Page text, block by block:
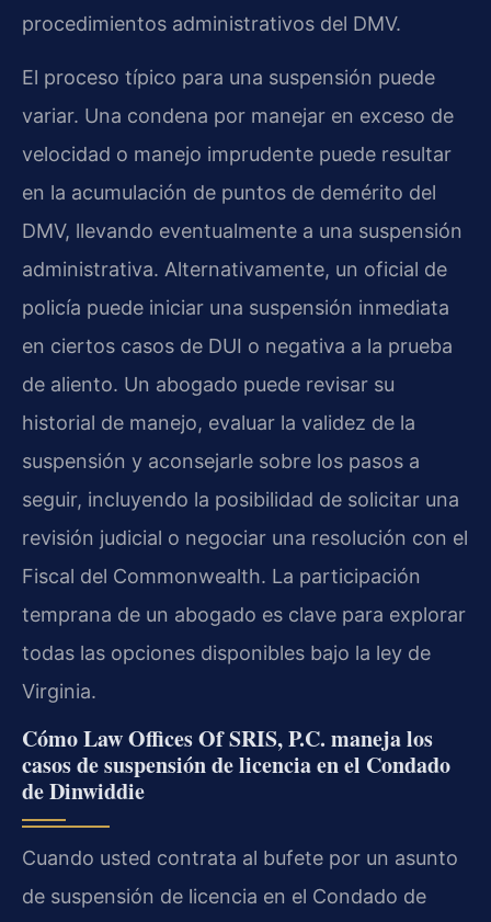
procedimientos administrativos del DMV.
El proceso típico para una suspensión puede
variar. Una condena por manejar en exceso de
velocidad o manejo imprudente puede resultar
en la acumulación de puntos de demérito del
DMV, llevando eventualmente a una suspensión
administrativa. Alternativamente, un oficial de
policía puede iniciar una suspensión inmediata
en ciertos casos de DUI o negativa a la prueba
de aliento. Un abogado puede revisar su
historial de manejo, evaluar la validez de la
suspensión y aconsejarle sobre los pasos a
seguir, incluyendo la posibilidad de solicitar una
revisión judicial o negociar una resolución con el
Fiscal del Commonwealth. La participación
temprana de un abogado es clave para explorar
todas las opciones disponibles bajo la ley de
Virginia.
Cómo Law Offices Of SRIS, P.C. maneja los
casos de suspensión de licencia en el Condado
de Dinwiddie
Cuando usted contrata al bufete por un asunto
de suspensión de licencia en el Condado de